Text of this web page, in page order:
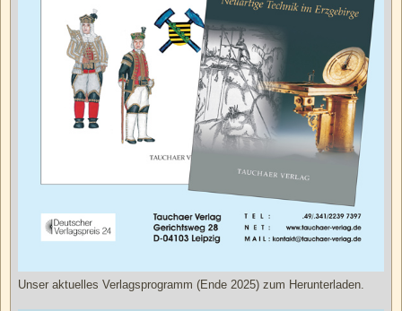
Unser aktuelles Verlagsprogramm (Ende 2025) zum Herunterladen.